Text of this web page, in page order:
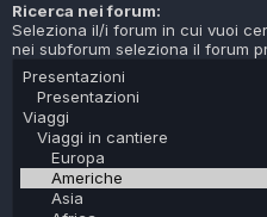
Ricerca nei forum:
Seleziona il/i forum in cui vuoi
nei subforum seleziona il forum